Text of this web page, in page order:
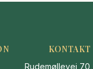
KONTAKT
Rudemøllevej